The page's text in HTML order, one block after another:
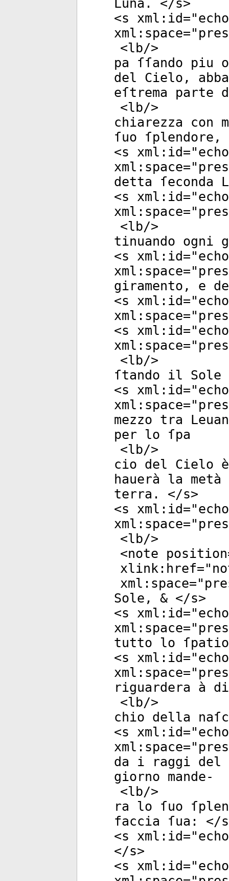
Luna. </s>
<s xml:id="
xml:space="
<lb/>
pa ſſando
del Cielo,
eſtrema parte
<lb/>
chiarezza
ſuo ſplendore,
<s xml:id="
xml:space="
detta ſeconda
<s xml:id="
xml:space="
<lb/>
tinuando ogni
<s xml:id="
xml:space="
giramento, e
<s xml:id="
xml:space="
<s xml:id="
xml:space="
<lb/>
ſtando il Sole
<s xml:id="
xml:space="
mezzo tra
per lo ſpa
<lb/>
cio del Cielo
hauerà la
terra. </s>
<s xml:id="
xml:space="
<lb/>
<note position
xlink:href="
xml:space="
Sole, & </s>
<s xml:id="
xml:space="
tutto lo
<s xml:id="
xml:space="
riguardera à
<lb/>
chio della
<s xml:id="
xml:space="
da i raggi del
giorno mande-
<lb/>
ra lo ſuo
faccia ſua: </s
<s xml:id="
</s>
<s xml:id="